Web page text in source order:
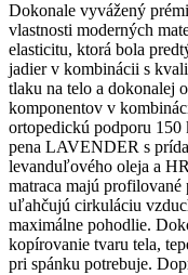
Dokonale vyvážený
vlastnosti moderných
elasticitu, ktorá bola
jadier v kombinácii s
tlaku na telo a dokonalej
komponentov v
ortopedickú podporu 150
pena LAVENDER s
levanduľového oleja a
matraca majú profilované
uľahčujú cirkuláciu
maximálne pohodlie.
kopírovanie tvaru tela,
pri spánku potrebuje.